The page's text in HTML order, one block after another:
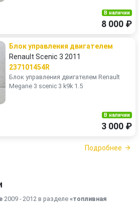
В наличии
8 000 ₽
Блок управления двигателем
Renault Scenic 3 2011
237101454R
Блок управления двигателем Renault
Megane 3 scenic 3 k9k 1.5
В наличии
3 000 ₽
Подробнее
2009 - 2012 в разделе «топливная